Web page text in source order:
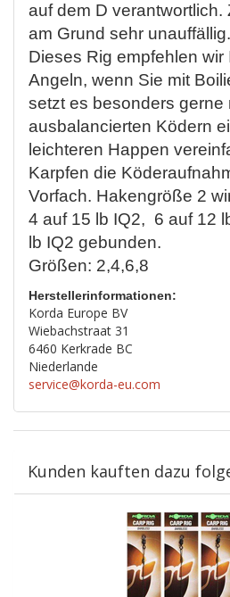
auf dem D verantwortlich.
am Grund sehr unauffällig.
Dieses Rig empfehlen
Angeln, wenn Sie mit
setzt es besonders gerne
ausbalancierten Ködern
leichteren Happen
Karpfen die
Vorfach. Hakengröße 2
4 auf 15 lb IQ2, 6 auf 12
lb IQ2 gebunden.
Größen: 2,4,6,8
Herstellerinformationen:
Korda Europe BV
Wiebachstraat 31
6460 Kerkrade BC
Niederlande
service@korda-eu.com
Kunden kauften dazu